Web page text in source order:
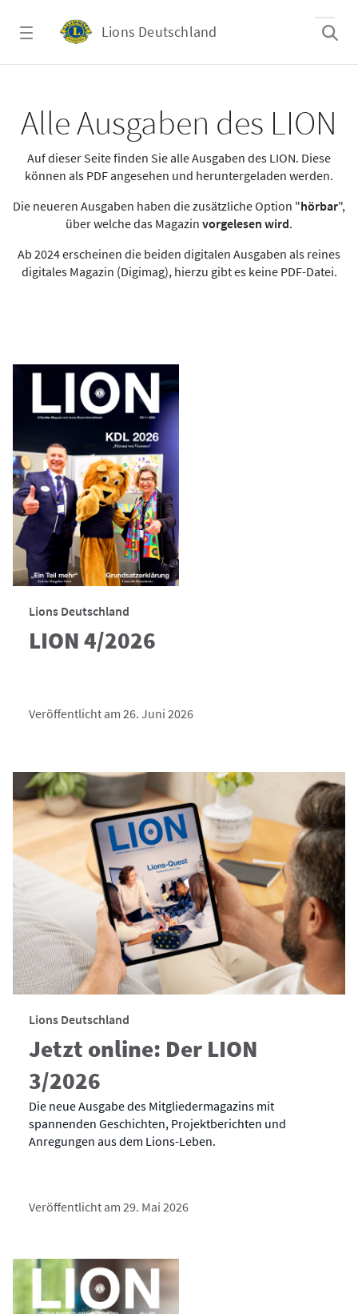
Lions Deutschland
Alle Ausgaben des LION
Auf dieser Seite finden Sie alle Ausgaben des LION. Diese
können als PDF angesehen und heruntergeladen werden.
Die neueren Ausgaben haben die zusätzliche Option "hörbar",
über welche das Magazin vorgelesen wird.
Ab 2024 erscheinen die beiden digitalen Ausgaben als reines
digitales Magazin (Digimag), hierzu gibt es keine PDF-Datei.
Lions Deutschland
LION 4/2026
Veröffentlicht am 26. Juni 2026
Lions Deutschland
Jetzt online: Der LION
3/2026
Die neue Ausgabe des Mitgliedermagazins mit
spannenden Geschichten, Projektberichten und
Anregungen aus dem Lions-Leben.
Veröffentlicht am 29. Mai 2026